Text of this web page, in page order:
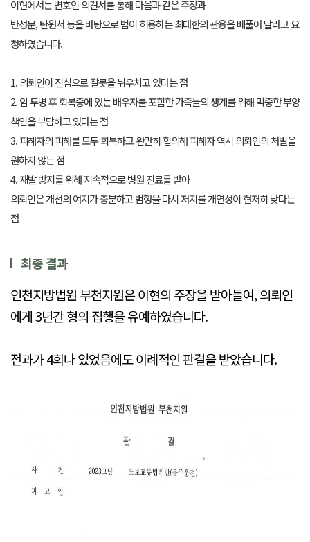
이현에서는 변호인 의견서를 통해 다음과 같은 주장과
반성문, 탄원서 등을 바탕으로 법이 허용하는 최대한의 관용을 베풀어 달라고 요
청하였습니다.
1. 의뢰인이 진심으로 잘못을 뉘우치고 있다는 점
2. 암 투병 후 회복중에 있는 배우자를 포함한 가족들의 생계를 위해 막중한 부양
책임을 부담하고 있다는 점
3. 피해자의 피해를 모두 회복하고 완만히 합의해 피해자 역시 의뢰인의 처벌을
원하지 않는 점
4. 재발 방지를 위해 지속적으로 병원 진료를 받아
의뢰인은 개선의 여지가 충분하고 범행을 다시 저지를 개연성이 현저히 낮다는
점
최종 결과
인천지방법원 부천지원은 이현의 주장을 받아들여,의뢰인
에게 3년간 형의 집행을 유예하였습니다.
전과가 4회나 있었음에도 이례적인 판결을 받았습니다.